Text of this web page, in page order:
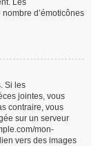
Les
d’émoticônes
Si les
jointes, vous
contraire, vous
sur un serveur
mon-
vers des images